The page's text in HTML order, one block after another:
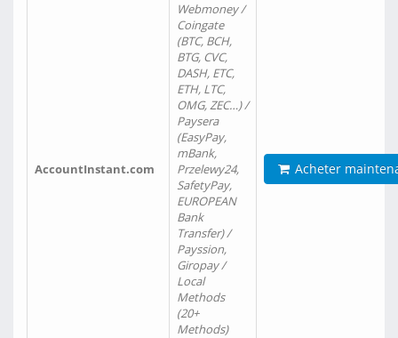
AccountInstant.com
Webmoney /
Coingate
(BTC, BCH,
BTG, CVC,
DASH, ETC,
ETH, LTC,
OMG, ZEC…) /
Paysera
(EasyPay,
mBank,
Przelewy24,
SafetyPay,
EUROPEAN
Bank
Transfer) /
Payssion,
Giropay /
Local
Methods
(20+
Methods)
Acheter